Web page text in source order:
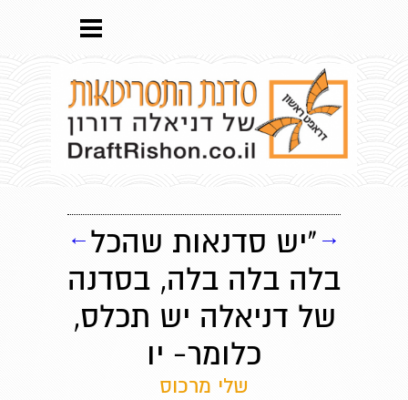
"יש סדנאות שהכל
בלה בלה בלה, בסדנה
של דניאלה יש תכלס,
כלומר- יו
שלי מרכוס
← →